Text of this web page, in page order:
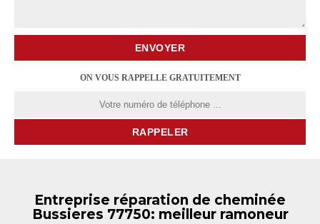
ON VOUS RAPPELLE GRATUITEMENT
Entreprise réparation de cheminée
Bussieres 77750: meilleur ramoneur